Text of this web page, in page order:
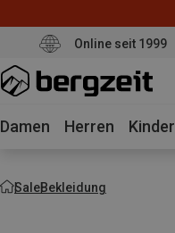
Online seit 1999
Damen Herren Kinder
SaleBekleidung